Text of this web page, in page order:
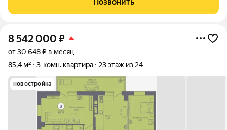
8 542 000 ₽
от 30 648 ₽ в месяц
85,4 м²
3-комн. квартира 23 этаж из 24
новостройка